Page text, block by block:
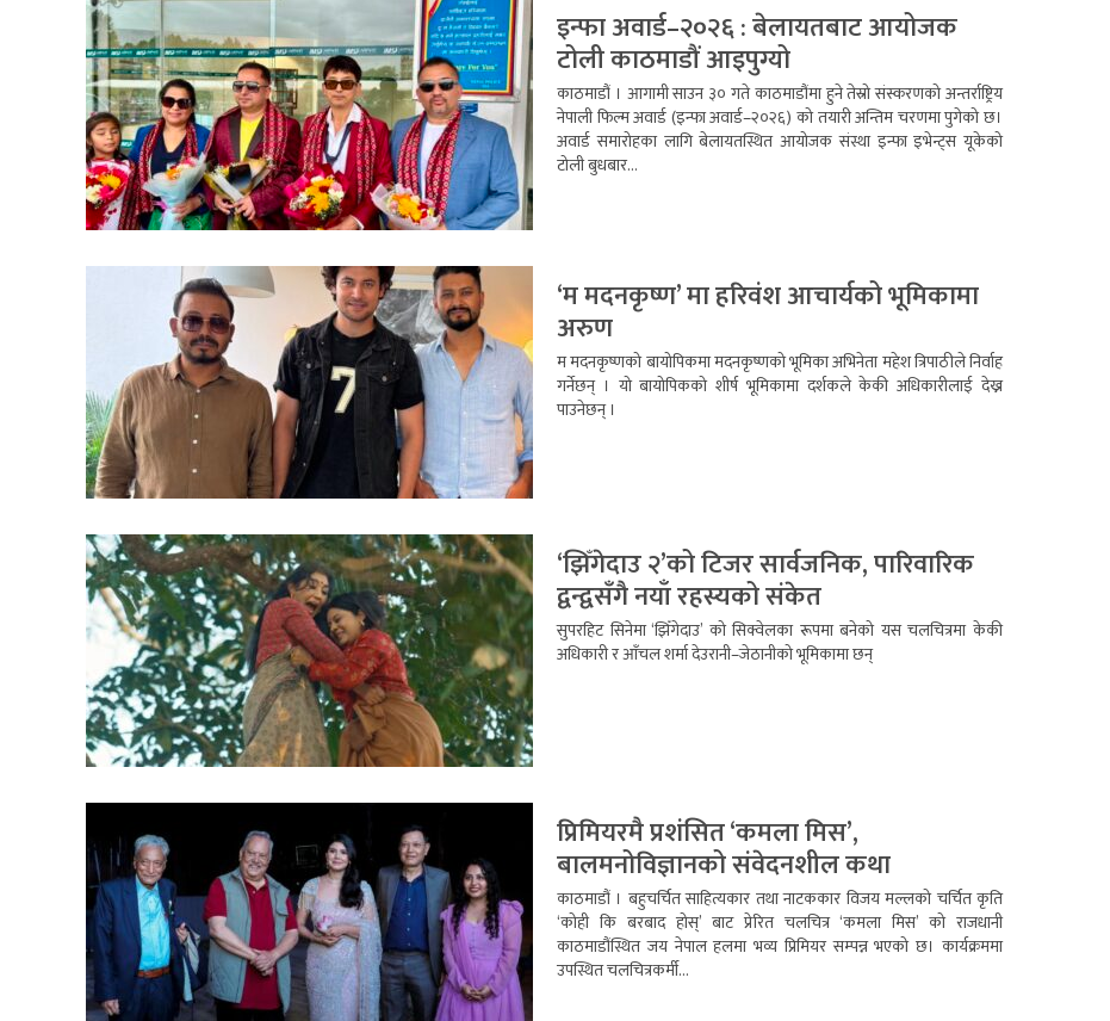
इन्फा अवार्ड–२०२६ : बेलायतबाट आयोजक
टोली काठमाडौं आइपुग्यो
काठमाडौं । आगामी साउन ३० गते काठमाडौंमा हुने तेस्रो संस्करणको अन्तर्राष्ट्रिय
नेपाली फिल्म अवार्ड (इन्फा अवार्ड–२०२६) को तयारी अन्तिम चरणमा पुगेको छ।
अवार्ड समारोहका लागि बेलायतस्थित आयोजक संस्था इन्फा इभेन्ट्स यूकेको
टोली बुधबार...
‘म मदनकृष्ण’ मा हरिवंश आचार्यको भूमिकामा
अरुण
म मदनकृष्णको बायोपिकमा मदनकृष्णको भूमिका अभिनेता महेश त्रिपाठीले निर्वाह
गर्नेछन् । यो बायोपिकको शीर्ष भूमिकामा दर्शकले केकी अधिकारीलाई देख्न
पाउनेछन् ।
‘झिँगेदाउ २’को टिजर सार्वजनिक, पारिवारिक
द्वन्द्वसँगै नयाँ रहस्यको संकेत
सुपरहिट सिनेमा ‘झिँगेदाउ’ को सिक्वेलका रूपमा बनेको यस चलचित्रमा केकी
अधिकारी र आँचल शर्मा देउरानी–जेठानीको भूमिकामा छन्
प्रिमियरमै प्रशंसित ‘कमला मिस’,
बालमनोविज्ञानको संवेदनशील कथा
काठमाडौं । बहुचर्चित साहित्यकार तथा नाटककार विजय मल्लको चर्चित कृति
‘कोही कि बरबाद होस्’ बाट प्रेरित चलचित्र ‘कमला मिस’ को राजधानी
काठमाडौंस्थित जय नेपाल हलमा भव्य प्रिमियर सम्पन्न भएको छ। कार्यक्रममा
उपस्थित चलचित्रकर्मी...